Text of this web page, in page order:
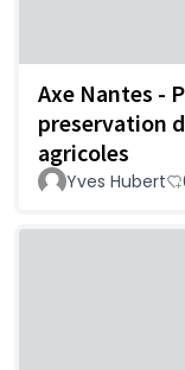
Axe Nantes -
preservation
agricoles
Yves Hubert